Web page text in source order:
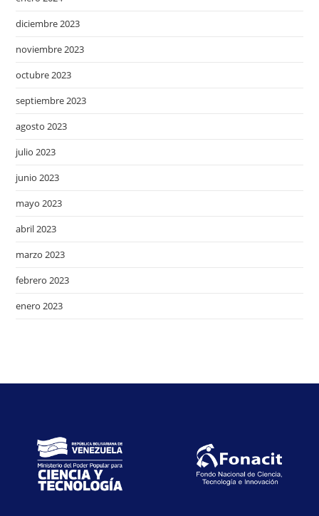
diciembre 2023
noviembre 2023
octubre 2023
septiembre 2023
agosto 2023
julio 2023
junio 2023
mayo 2023
abril 2023
marzo 2023
febrero 2023
enero 2023